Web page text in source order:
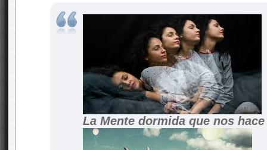
La Mente dormida que nos